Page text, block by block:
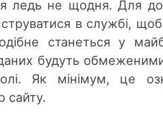
ледь не щодня. Для
в службі,
станеться у
будуть
Як мінімум, це
сайту.